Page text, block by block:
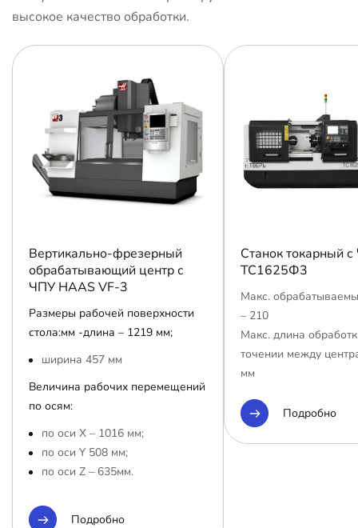
высокое качество обработки.
Вертикально-фрезерный
обрабатывающий центр с
ЧПУ HAAS VF-3
Размеры рабочей поверхности
стола:мм -длина – 1219 мм;
ширина 457 мм
Величина рабочих перемещений
по осям:
по оси Х – 1016 мм;
по оси Y 508 мм;
по оси Z – 635мм.
Подробно
Станок токарный
ТС1625Ф3
Макс.
– 210
Макс. длина
точении между
мм
Подробно